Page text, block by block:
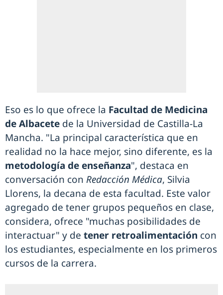
Eso es lo que ofrece la Facultad de Medicina
de Albacete de la Universidad de Castilla-La
Mancha. "La principal característica que en
realidad no la hace mejor, sino diferente, es la
metodología de enseñanza", destaca en
conversación con Redacción Médica, Silvia
Llorens, la decana de esta facultad. Este valor
agregado de tener grupos pequeños en clase,
considera, ofrece "muchas posibilidades de
interactuar" y de tener retroalimentación con
los estudiantes, especialmente en los primeros
cursos de la carrera.